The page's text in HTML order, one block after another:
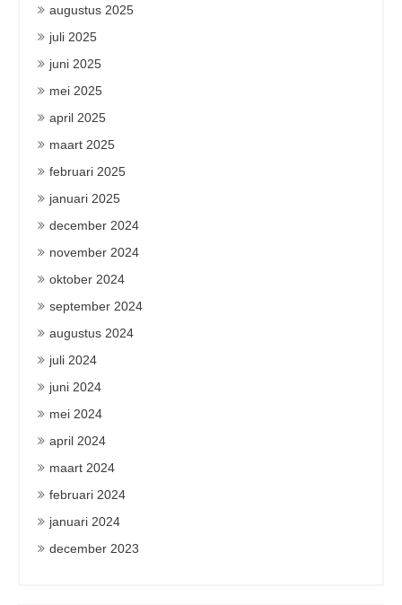
augustus 2025
juli 2025
juni 2025
mei 2025
april 2025
maart 2025
februari 2025
januari 2025
december 2024
november 2024
oktober 2024
september 2024
augustus 2024
juli 2024
juni 2024
mei 2024
april 2024
maart 2024
februari 2024
januari 2024
december 2023